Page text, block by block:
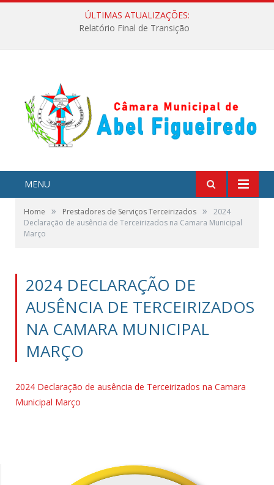
ÚLTIMAS ATUALIZAÇÕES:
Relatório Final de Transição
MENU
Home » Prestadores de Serviços Terceirizados »
2024
Declaração de ausência de Terceirizados na Camara Municipal
Março
2024 DECLARAÇÃO DE
AUSÊNCIA DE TERCEIRIZADOS
NA CAMARA MUNICIPAL
MARÇO
2024 Declaração de ausência de Terceirizados na Camara
Municipal Março